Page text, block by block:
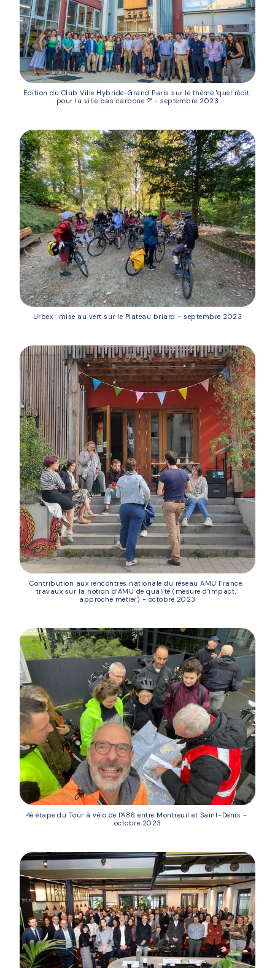
Edition du Club Ville Hybride-Grand Paris sur le thème "quel récit
pour la ville bas carbone ?" - septembre 2023
Urbex : mise au vert sur le Plateau briard - septembre 2023
Contribution aux rencontres nationale du réseau AMU France,
travaux sur la notion d’AMU de qualité (mesure d’impact,
approche métier) - octobre 2023
4è étape du Tour à vélo de l'A86 entre Montreuil et Saint-Denis -
octobre 2023